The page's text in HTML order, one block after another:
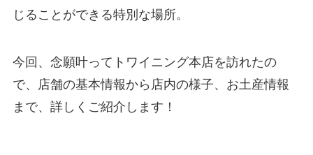
じることができる特別な場所。
今回、念願叶ってトワイニング本店を訪れたの
で、店舗の基本情報から店内の様子、お土産情報
まで、詳しくご紹介します！